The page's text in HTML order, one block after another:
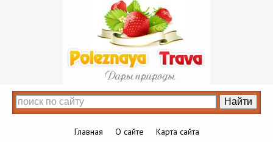
Главная О сайте Карта сайта